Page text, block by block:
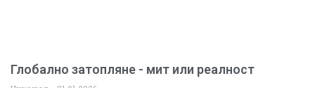
Глобално затопляне - мит или реалност